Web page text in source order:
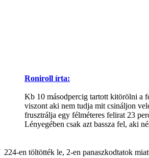
Roniroll írta:
Kb 10 másodpercig tartott kitörölni a
viszont aki nem tudja mit csináljon
frusztrálja egy félméteres felirat 23
Lényegében csak azt bassza fel, aki
224-en töltötték le, 2-en panaszkodtatok